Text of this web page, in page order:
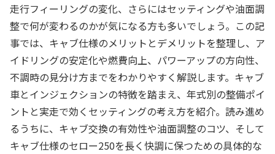
走行フィーリングの変化、さらにはセッティングや油面調
整で何が変わるのかが気になる方も多いでしょう。この記
事では、キャブ仕様のメリットとデメリットを整理し、ア
イドリングの安定化や燃費向上、パワーアップの方向性、
不調時の見分け方までをわかりやすく解説します。キャブ
車とインジェクションの特徴を踏まえ、年式別の整備ポイ
ントと実走で効くセッティングの考え方を紹介。読み進め
るうちに、キャブ交換の有効性や油面調整のコツ、そして
キャブ仕様のセロー250を長く快調に保つための具体的な